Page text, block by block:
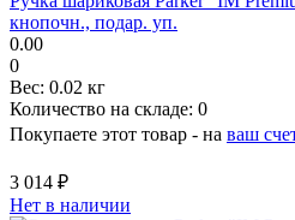
кнопочн., подар. уп.
0.00
0
Вес: 0.02 кг
Количество на складе: 0
Покупаете этот товар - на ваш
3 014 ₽
Нет в наличии